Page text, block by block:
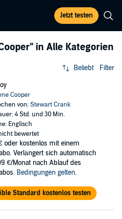
Jetzt testen
in Alle Kategorien
Beliebt Filter
Cooper
von:Stewart Crank
4 Std. und 30 Min.
Englisch
bewertet
oder kostenlos mit einem
Verlängert sich automatisch
€/Monat nach Ablauf des
Bedingungen gelten.
Standard kostenlos testen